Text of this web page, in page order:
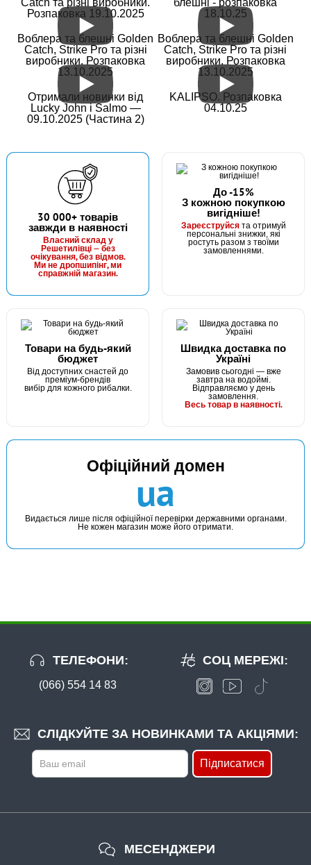
Маг: 2 шт Базар: 1 шт
535 грн 3 шт.
КУПИТИ
Воблер Strike Pro Inquisitor 130SP 26.3г (A204S)
#5056056
В наявності
Маг: 0 шт Базар: 1 шт
535 грн 1 шт.
Воблер Strike Pro Inquisitor 130SP 26.3г (A70/613-SBO)
Маг: 1 шт
КУПИТИ
Воблер Strike Pro Inquisitor 130SP 26.3г (GC01S/A70-713-
В наявності
Воблер Strike Pro Inquisitor 130SP 26.3гр (889)
Catch та різні виробники.
Розпаковка 19.10.2025
блешні - розпаковка
18.10.25
Воблера та блешні Golden
Catch, Strike Pro та різні
виробники. Розпаковка
13.10.2025
Воблера та блешні Golden
Catch, Strike Pro та різні
виробники. Розпаковка
13.10.2025
Отримали новинки від
Lucky John і Salmo —
09.10.2025 (Частина 2)
KALIPSO. Розпаковка
04.10.25
30 000+ товарів
завжди в наявності
Власний склад у
Решетилівці — без
очікування, без відмов.
Ми не дропшипінг, ми
справжній магазин.
До -15%
З кожною покупкою
вигідніше!
Зареєструйсята отримуй
персональні знижки, які
ростуть разом з твоїми
замовленнями.
Товари на будь-який
бюджет
Від доступних снастей до
преміум-брендів
вибір для кожного рибалки.
Швидка доставка по
Україні
Замовив сьогодні — вже
завтра на водоймі.
Відправляємо у день
замовлення.
Весь товар в наявності.
Офіційний домен
ua
Видається лише після офіційної перевірки державними органами.
Не кожен магазин може його отримати.
ТЕЛЕФОНИ:
(066) 554 14 83
СЛІДКУЙТЕ ЗА НОВИНКАМИ ТА АКЦІЯМИ:
Підписатися
СОЦ МЕРЕЖІ:
МЕСЕНДЖЕРИ